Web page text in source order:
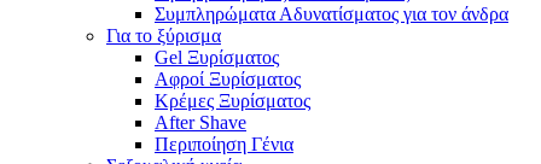
Συμπληρώματα Αδυνατίσματος για τον άνδρα
Για το ξύρισμα
Gel Ξυρίσματος
Αφροί Ξυρίσματος
Κρέμες Ξυρίσματος
After Shave
Περιποίηση Γένια